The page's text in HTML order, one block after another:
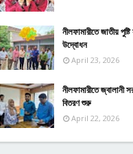
নীলফামারীতে জাতীয়
উদ্বোধন
April 23, 2026
নীলফামারীতে জ্বালানী
বিতরণ শুরু
April 22, 2026